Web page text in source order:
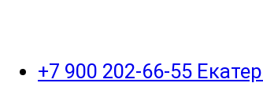
+7 900 202-66-55